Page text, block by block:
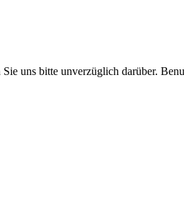
uns bitte unverzüglich darüber.